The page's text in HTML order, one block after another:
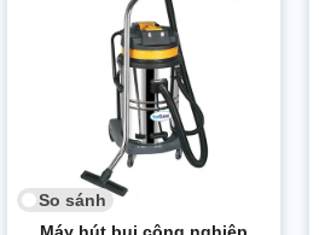
So sánh